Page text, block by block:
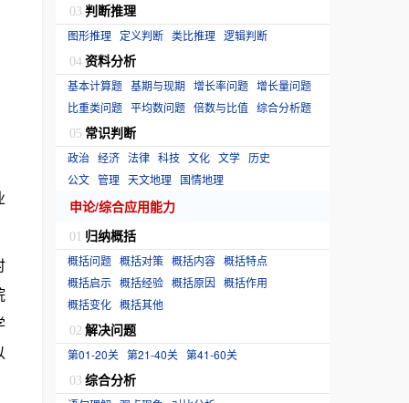
03 判断推理
图形推理 定义判断 类比推理 逻辑判断
04 资料分析
基本计算题 基期与现期 增长率问题 增长量问题
比重类问题 平均数问题 倍数与比值 综合分析题
05 常识判断
政治 经济 法律 科技 文化 文学 历史
公文 管理 天文地理 国情地理
申论/综合应用能力
01 归纳概括
概括问题 概括对策 概括内容 概括特点
概括启示 概括经验 概括原因 概括作用
概括变化 概括其他
02 解决问题
第01-20关 第21-40关 第41-60关
03 综合分析